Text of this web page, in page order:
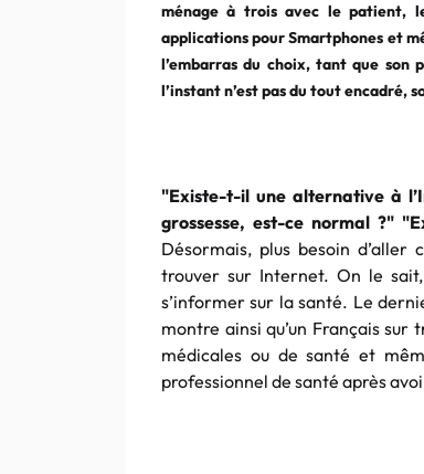
ménage à trois avec le patient,
applications pour Smartphones et
l’embarras du choix, tant que son
l’instant n’est pas du tout encadré,
"Existe-t-il une alternative à
grossesse, est-ce normal ?"
Désormais, plus besoin
trouver sur Internet. On le
s’informer sur la santé. Le
montre ainsi qu’un Français
médicales ou de santé et
professionnel de santé après